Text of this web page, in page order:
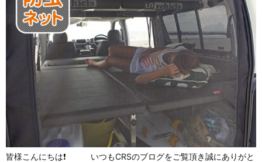
皆様こんにちは❗ いつもCRSのブログをご覧頂き誠にありがと